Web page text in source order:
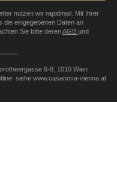
nutzen wir rapidmail. Mit Ihrer
die eingegebenen Daten an
Sie bitte derenAGB und
6-8, 1010 Wien
siehe www.casanova-vienna.at